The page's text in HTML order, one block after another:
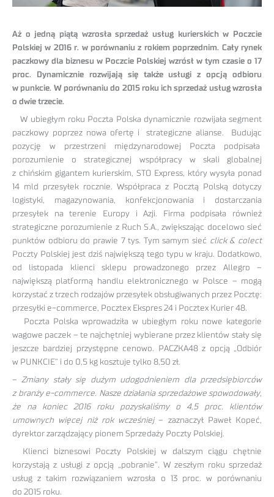
Aż o jedną piątą wzrosła sprzedaż usług kurierskich w Poczcie
Polskiej w 2016 r. w porównaniu z rokiem poprzednim. Cały rynek
paczkowy dla biznesu w Poczcie Polskiej wzrósł w tym czasie o 17
proc. Dynamicznie rozwijają się także usługi z opcją odbioru
w punkcie. W porównaniu do 2015 roku ich sprzedaż usług wzrosła
o dwie trzecie.
W ubiegłym roku Poczta Polska dynamicznie rozwijała segment
paczkowy poprzez nowa ofertę i strategiczne alianse. Budując
pozycję w przestrzeni międzynarodowej Poczta podpisała
porozumienie o strategicznej współpracy w skali globalnej
z chińskim gigantem kurierskim, STO Express, który wysyła ponad
14 mld przesyłek rocznie. Współpraca z Pocztą Polską dotyczy
logistyki, magazynowania, konfekcjonowania i dostarczania
przesyłek na terenie Europy i Azji. Firma podpisała również
strategiczne porozumienie z Ruch S.A., zwiększając docelowo sieć
punktów odbioru do prawie 7 tys. Tym samym sieć click & colect
Poczty Polskiej jest dziś największą tego typu w kraju. Dodatkowo,
od listopada klienci sklepu prowadzonego przez Allegro –
największą platformą handlu elektronicznego w Polsce – mogą
korzystać z trzech rodzajów przesyłek obsługiwanych przez Pocztę:
przesyłki e-commerce, Pocztex Ekspres 24 i Pocztex Kurier 48.
Poczta Polska wprowadziła w ubiegłym roku nowe kategorie
wagowe paczek – te najchętniej wybierane przez klientów stały się
jeszcze bardziej przystępne cenowo. PACZKA48 z opcją „Odbiór
w PUNKCIE” i do 0,5 kg kosztuje tylko 8,50 zł.
–Zmiany stały się dużym udogodnieniem dla przedsiębiorców
z branży e-commerce. Nasze działania sprzedażowe spowodowały,
że na koniec 2016 roku pozyskaliśmy o 4,5 proc. klientów
umownych więcej niż rok wcześniej– zaznaczył Paweł Kopeć,
dyrektor zarządzający pionem Sprzedaży Poczty Polskiej.
Klienci biznesowi Poczty Polskiej w dalszym ciągu chętnie
korzystają z usługi z opcją „pobranie”. W zeszłym roku sprzedaż
usług z takim rozwiązaniem wzrosła o 13 proc. w porównaniu
do 2015 roku.